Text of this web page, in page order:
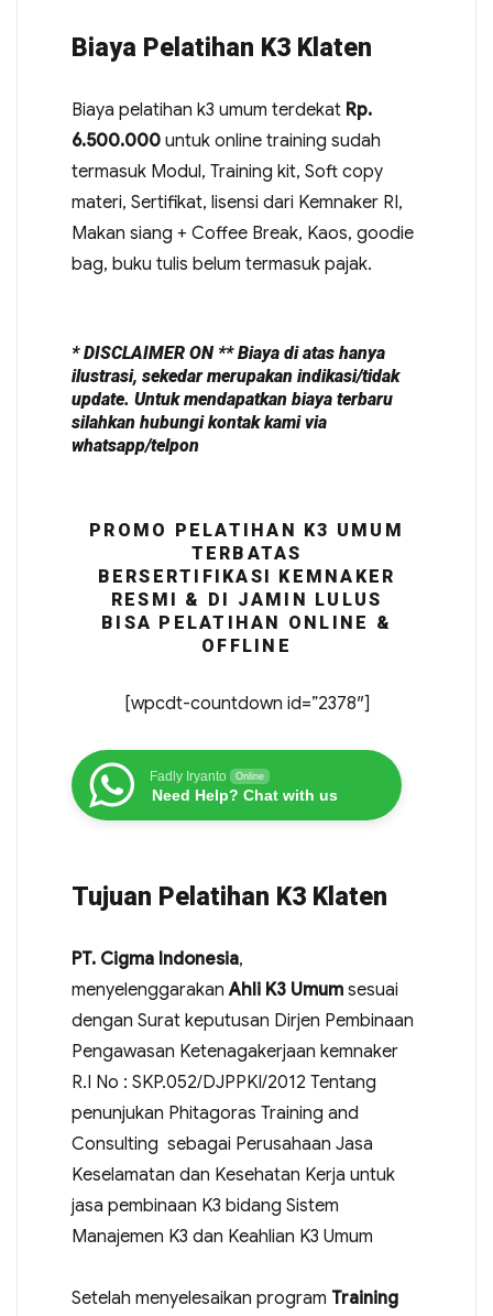
Biaya Pelatihan K3 Klaten
Biaya pelatihan k3 umum terdekat Rp.
6.500.000untuk online training sudah
termasuk Modul, Training kit, Soft copy
materi, Sertifikat, lisensi dari Kemnaker RI,
Makan siang + Coffee Break, Kaos, goodie
bag, buku tulis belum termasuk pajak.
* DISCLAIMER ON ** Biaya di atas hanya
ilustrasi, sekedar merupakan indikasi/tidak
update. Untuk mendapatkan biaya terbaru
silahkan hubungi kontak kami via
whatsapp/telpon
PROMO PELATIHAN K3 UMUM
TERBATAS
BERSERTIFIKASI KEMNAKER
RESMI & DI JAMIN LULUS
BISA PELATIHAN ONLINE &
OFFLINE
[wpcdt-countdown id=”2378″]
Fadly Iryanto Online
Need Help? Chat with us
Tujuan Pelatihan K3 Klaten
PT. Cigma Indonesia,
menyelenggarakanAhli K3 Umumsesuai
dengan Surat keputusan Dirjen Pembinaan
Pengawasan Ketenagakerjaan kemnaker
R.I No : SKP.052/DJPPKI/2012 Tentang
penunjukan Phitagoras Training and
Consulting sebagai Perusahaan Jasa
Keselamatan dan Kesehatan Kerja untuk
jasa pembinaan K3 bidang Sistem
Manajemen K3 dan Keahlian K3 Umum
Setelah menyelesaikan program Training